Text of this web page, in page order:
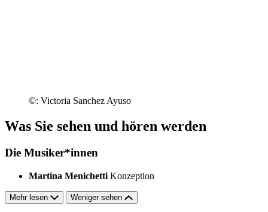
©: Victoria Sanchez Ayuso
Was Sie sehen und hören werden
Die Musiker*innen
Martina Menichetti Konzeption
Mehr lesen Weniger sehen